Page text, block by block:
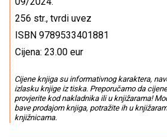
256 str., tvrdi uvez
ISBN 9789533401881
Cijena: 23.00 eur
Cijene knjiga su informativnog karaktera,
izlasku knjige iz tiska. Preporučamo da
provjerite kod nakladnika ili u knjižarama!
bave prodajom knjiga, potražite ih u
knjižnicama.